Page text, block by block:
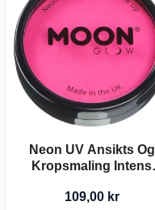
Neon UV Ansikts Og
Kropsmaling Intens
Creations
109,00 kr